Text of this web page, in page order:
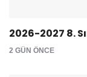
2026-2027 8.
2 GÜN ÖNCE